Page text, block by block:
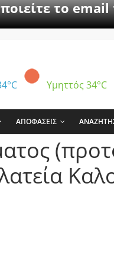
το
Υμηττός 34°C
ΑΠΟΦΑΣΕΙΣ